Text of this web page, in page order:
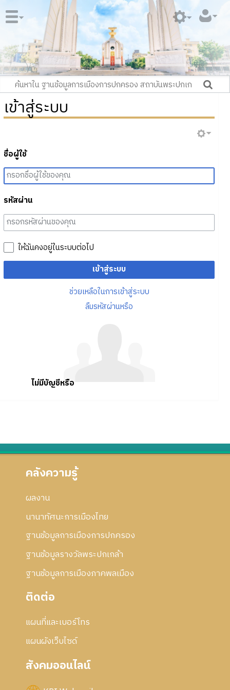
เข้าสู่ระบบ
ชื่อผู้ใช้
รหัสผ่าน
ให้ฉันคงอยู่ในระบบต่อไป
เข้าสู่ระบบ
ช่วยเหลือในการเข้าสู่ระบบ
ลืมรหัสผ่านหรือ
ไม่มีบัญชีหรือ
คลังความรู้
ผลงาน
นานาทัศนะการเมืองไทย
ฐานข้อมูลการเมืองการปกครอง
ฐานข้อมูลรางวัลพระปกเกล้า
ฐานข้อมูลการเมืองภาคพลเมือง
ติดต่อ
แผนที่และเบอร์โทร
แผนผังเว็บไซด์
สังคมออนไลน์